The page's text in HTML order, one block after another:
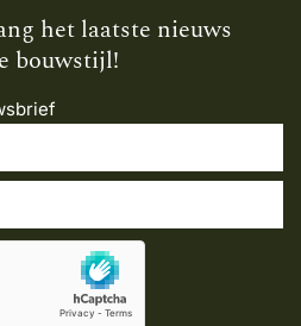
het laatste nieuws
bouwstijl!